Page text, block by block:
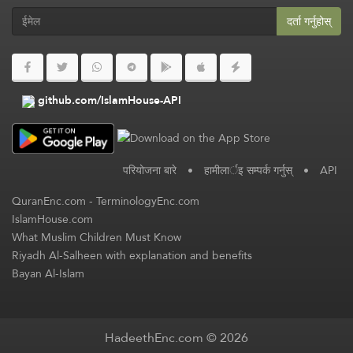
दर्ता गर्नुहोस्
github.com/IslamHouse-API
परियोजना बारे • हामीलार्इ सम्पर्क गर्नुस् • API
QuranEnc.com-TerminologyEnc.com
IslamHouse.com
What Muslim Children Must Know
Riyadh Al-Salheen with explanation and benefits
Bayan Al-Islam
HadeethEnc.com © 2026